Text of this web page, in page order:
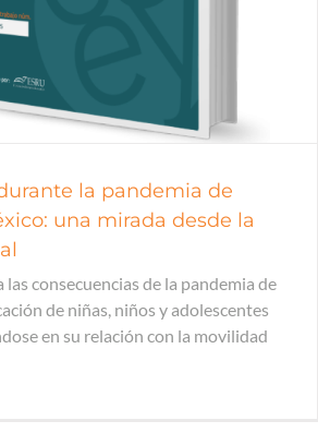
la pandemia de
una mirada desde la
consecuencias de la pandemia de
de niñas, niños y adolescentes
en su relación con la movilidad